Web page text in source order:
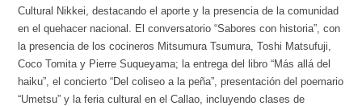
Cultural Nikkei, destacando el aporte y la presencia de la comunidad
en el quehacer nacional. El conversatorio “Sabores con historia”, con
la presencia de los cocineros Mitsumura Tsumura, Toshi Matsufuji,
Coco Tomita y Pierre Suqueyama; la entrega del libro “Más allá del
haiku”, el concierto “Del coliseo a la peña”, presentación del poemario
“Umetsu” y la feria cultural en el Callao, incluyendo clases de